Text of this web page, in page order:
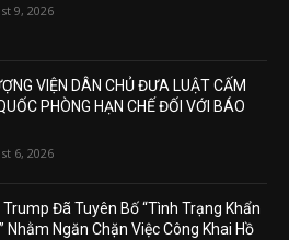
9, 2026
VIỆN DÂN CHỦ ĐƯA LUẬT CẤM
PHÒNG HẠN CHẾ ĐỐI VỚI BÁO
6, 2026
Trump Đã Tuyên Bố “Tình Trạng Khẩn
Nhằm Ngăn Chặn Việc Công Khai Hồ